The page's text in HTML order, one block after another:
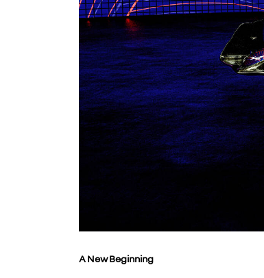
A New Beginning